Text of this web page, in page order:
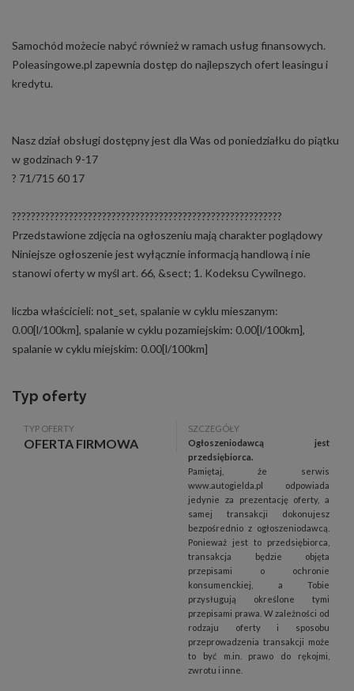
Samochód możecie nabyć również w ramach usług finansowych.
Poleasingowe.pl zapewnia dostęp do najlepszych ofert leasingu i
kredytu.
Nasz dział obsługi dostępny jest dla Was od poniedziałku do piątku
w godzinach 9-17
? 71/715 60 17
?????????????????????????????????????????????????????????
Przedstawione zdjęcia na ogłoszeniu mają charakter poglądowy
Niniejsze ogłoszenie jest wyłącznie informacją handlową i nie
stanowi oferty w myśl art. 66, &sect; 1. Kodeksu Cywilnego.
liczba właścicieli: not_set, spalanie w cyklu mieszanym:
0.00[l/100km], spalanie w cyklu pozamiejskim: 0.00[l/100km],
spalanie w cyklu miejskim: 0.00[l/100km]
Typ oferty
TYP OFERTY
OFERTA FIRMOWA
SZCZEGÓŁY
Ogłoszeniodawcą jest
przedsiębiorca.
Pamiętaj, że serwis
www.autogielda.pl odpowiada
jedynie za prezentację oferty, a
samej transakcji dokonujesz
bezpośrednio z ogłoszeniodawcą.
Ponieważ jest to przedsiębiorca,
transakcja będzie objęta
przepisami o ochronie
konsumenckiej, a Tobie
przysługują określone tymi
przepisami prawa. W zależności od
rodzaju oferty i sposobu
przeprowadzenia transakcji może
to być m.in. prawo do rękojmi,
zwrotu i inne.